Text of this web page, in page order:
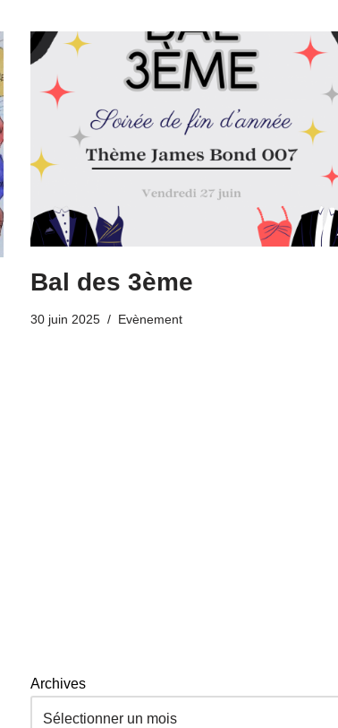
Bal des 3ème
30 juin 2025 Evènement
Archives